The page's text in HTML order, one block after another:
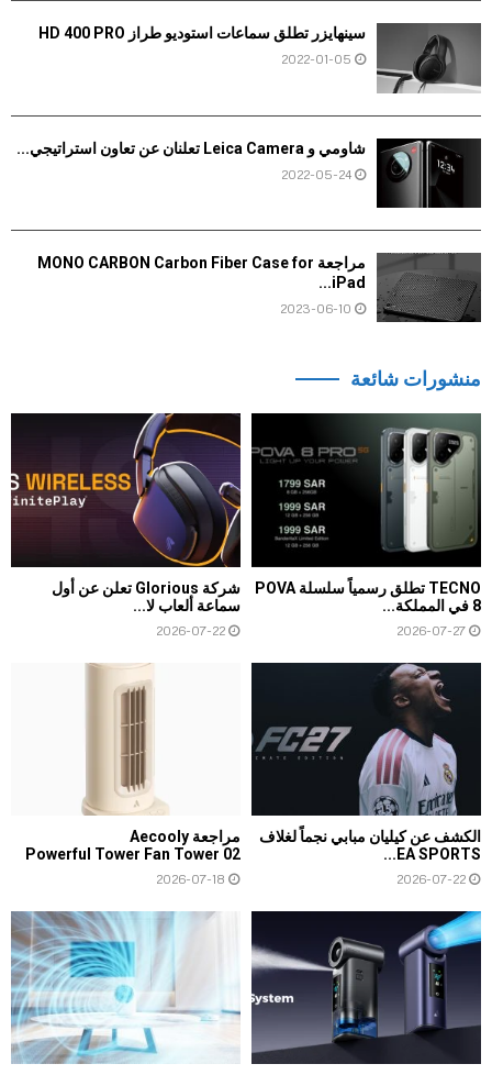
سينهايزر تطلق سماعات استوديو طراز HD 400 PRO
2022-01-05
شاومي و Leica Camera تعلنان عن تعاون استراتيجي...
2022-05-24
مراجعة MONO CARBON Carbon Fiber Case for
iPad...
2023-06-10
منشورات شائعة
TECNO تطلق رسمياً سلسلة POVA
8 في المملكة...
2026-07-27
شركة Glorious تعلن عن أول
سماعة ألعاب لا...
2026-07-22
الكشف عن كيليان مبابي نجماً لغلاف
EA SPORTS...
2026-07-22
مراجعة Aecooly
Powerful Tower Fan Tower 02
2026-07-18